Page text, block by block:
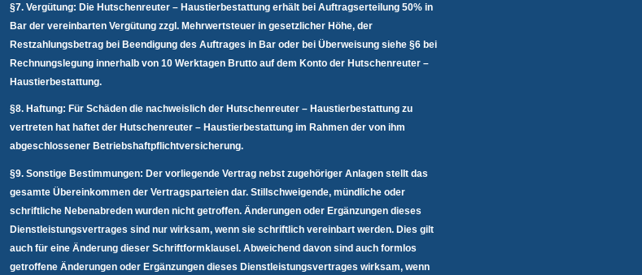
§7. Vergütung: Die Hutschenreuter – Haustierbestattung erhält bei Auftragserteilung 50% in
Bar der vereinbarten Vergütung zzgl. Mehrwertsteuer in gesetzlicher Höhe, der
Restzahlungsbetrag bei Beendigung des Auftrages in Bar oder bei Überweisung siehe §6 bei
Rechnungslegung innerhalb von 10 Werktagen Brutto auf dem Konto der Hutschenreuter –
Haustierbestattung.
§8. Haftung: Für Schäden die nachweislich der Hutschenreuter – Haustierbestattung zu
vertreten hat haftet der Hutschenreuter – Haustierbestattung im Rahmen der von ihm
abgeschlossener Betriebshaftpflichtversicherung.
§9. Sonstige Bestimmungen: Der vorliegende Vertrag nebst zugehöriger Anlagen stellt das
gesamte Übereinkommen der Vertragsparteien dar. Stillschweigende, mündliche oder
schriftliche Nebenabreden wurden nicht getroffen. Änderungen oder Ergänzungen dieses
Dienstleistungsvertrages sind nur wirksam, wenn sie schriftlich vereinbart werden. Dies gilt
auch für eine Änderung dieser Schriftformklausel. Abweichend davon sind auch formlos
getroffene Änderungen oder Ergänzungen dieses Dienstleistungsvertrages wirksam, wenn